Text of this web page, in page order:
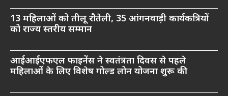
13 महिलाओं को तीलू रौतेली, 35 आंगनवाड़ी कार्यकत्रियों
को राज्य स्तरीय सम्मान
आईआईएफएल फाइनेंस ने स्वतंत्रता दिवस से पहले
महिलाओं के लिए विशेष गोल्ड लोन योजना शुरू की